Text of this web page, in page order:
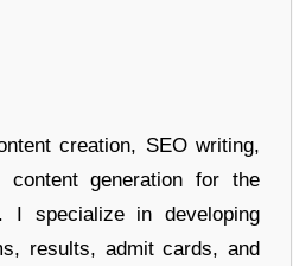
creation, SEO writing,
content generation for the
specialize in developing
results, admit cards, and